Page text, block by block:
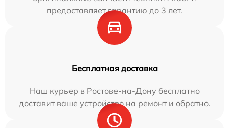
предоставляет гарантию до 3 лет.
Бесплатная доставка
Наш курьер в Ростове-на-Дону бесплатно
доставит ваше устройство на ремонт и обратно.